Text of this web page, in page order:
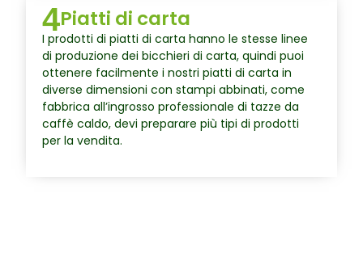
4Piatti di carta
I prodotti di piatti di carta hanno le stesse linee
di produzione dei bicchieri di carta, quindi puoi
ottenere facilmente i nostri piatti di carta in
diverse dimensioni con stampi abbinati, come
fabbrica all’ingrosso professionale di tazze da
caffè caldo, devi preparare più tipi di prodotti
per la vendita.